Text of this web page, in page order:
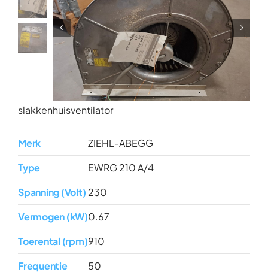
slakkenhuisventilator
Merk
ZIEHL-ABEGG
Type
EWRG 210 A/4
Spanning (Volt) 230
Vermogen (kW)0.67
Toerental (rpm)910
Frequentie
50